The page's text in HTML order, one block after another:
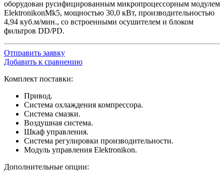
оборудован русифицированным микропроцессорным модулем
ElektronikonMk5, мощностью 30,0 кВт, производительностью
4,94 куб.м/мин., со встроенными осушителем и блоком
фильтров DD/PD.
Отправить заявку
Добавить к сравнению
Комплект поставки:
Привод.
Система охлаждения компрессора.
Система смазки.
Воздушная система.
Шкаф управления.
Система регулировки производительности.
Модуль управления Elektronikon.
Дополнительные опции: